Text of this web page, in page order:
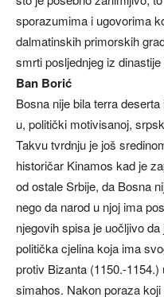
sporazumima i ugovorima
dalmatinskih primorskih
smrti posljednjeg iz
Ban Borić
Bosna nije bila terra
u, politički motivisanoj,
Takvu tvrdnju je još
historičar Kinamos kad je
od ostale Srbije, da Bosna
nego da narod u njoj ima
njegovih spisa je uočljivo
politička cjelina koja ima
protiv Bizanta (1150.-
simahos. Nakon poraza